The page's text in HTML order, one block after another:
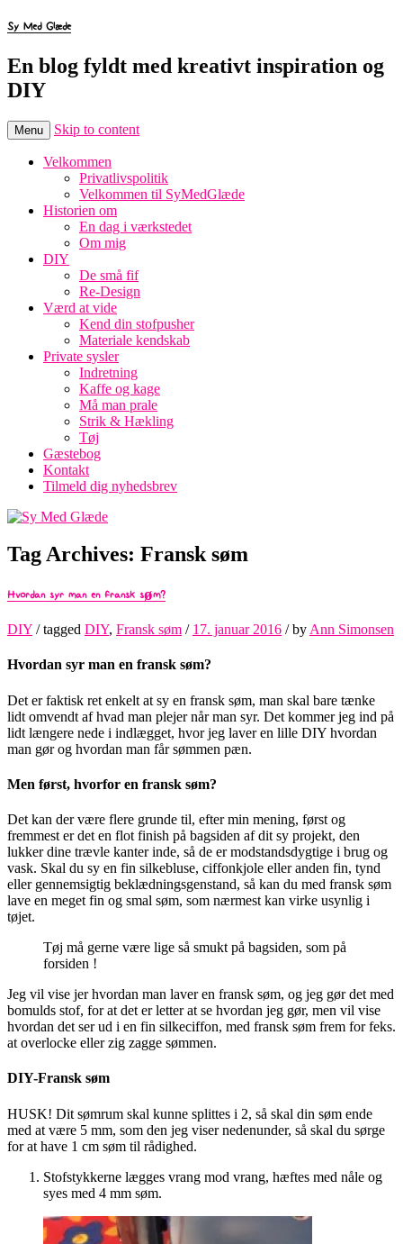
Sy Med Glæde
En blog fyldt med kreativt inspiration og
DIY
Menu Skip to content
Velkommen
Privatlivspolitik
Velkommen til SyMedGlæde
Historien om
En dag i værkstedet
Om mig
DIY
De små fif
Re-Design
Værd at vide
Kend din stofpusher
Materiale kendskab
Private sysler
Indretning
Kaffe og kage
Må man prale
Strik & Hækling
Tøj
Gæstebog
Kontakt
Tilmeld dig nyhedsbrev
Tag Archives: Fransk søm
Hvordan syr man en fransk søm?
DIY / tagged DIY, Fransk søm / 17. januar 2016 /by Ann Simonsen
Hvordan syr man en fransk søm?
Det er faktisk ret enkelt at sy en fransk søm, man skal bare tænke
lidt omvendt af hvad man plejer når man syr. Det kommer jeg ind på
lidt længere nede i indlægget, hvor jeg laver en lille DIY hvordan
man gør og hvordan man får sømmen pæn.
Men først, hvorfor en fransk søm?
Det kan der være flere grunde til, efter min mening, først og
fremmest er det en flot finish på bagsiden af dit sy projekt, den
lukker dine trævle kanter inde, så de er modstandsdygtige i brug og
vask. Skal du sy en fin silkebluse, ciffonkjole eller anden fin, tynd
eller gennemsigtig beklædningsgenstand, så kan du med fransk søm
lave en meget fin og smal søm, som nærmest kan virke usynlig i
tøjet.
Tøj må gerne være lige så smukt på bagsiden, som på
forsiden !
Jeg vil vise jer hvordan man laver en fransk søm, og jeg gør det med
bomulds stof, for at det er letter at se hvordan jeg gør, men vil vise
hvordan det ser ud i en fin silkeciffon, med fransk søm frem for feks.
at overlocke eller zig zagge sømmen.
DIY-Fransk søm
HUSK! Dit sømrum skal kunne splittes i 2, så skal din søm ende
med at være 5 mm, som den jeg viser nedenunder, så skal du sørge
for at have 1 cm søm til rådighed.
Stofstykkerne lægges vrang mod vrang, hæftes med nåle og
syes med 4 mm søm.